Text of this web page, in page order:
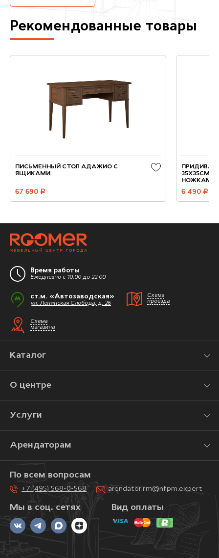
Рекомендованные товары
ПИСЬМЕННЫЙ СТОЛ АДАЖИО С
ЯЩИКАМИ
67 690 руб.
35X35СМ,
НОЖКАМИ
6 490 руб.
Время работы
Ежедневно с 10:00 до 22:00
ст.м. «Автозаводская»
ул. Ленинская Слобода, д. 26
Схема
проезда
Схема
магазина
Каталог
О центре
Услуги
Арендаторам
Мы в соц. сетях
По всем вопросам
+7 (495) 568-0-568 arendator.rm@nfpm.expert
Вид оплаты